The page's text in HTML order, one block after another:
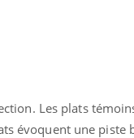
Les plats
évoquent une piste